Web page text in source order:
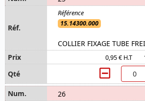
15.14300.000
COLLIER FIXAGE TUBE
0,95 € H.T
26